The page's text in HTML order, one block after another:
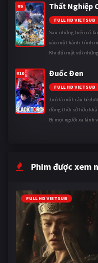
#9 Thất Nghiệp
FULL HD VIETSUB
Sau những biến cố
vào một hành trình
Khi đối mặt với
#10 Đuốc Đen
FULL HD VIETSUB
Jirô là một cậu bé
đồng thời sở hữu khả
Bị mọi người xa lánh
Phim được xem
FULL HD VIETSUB